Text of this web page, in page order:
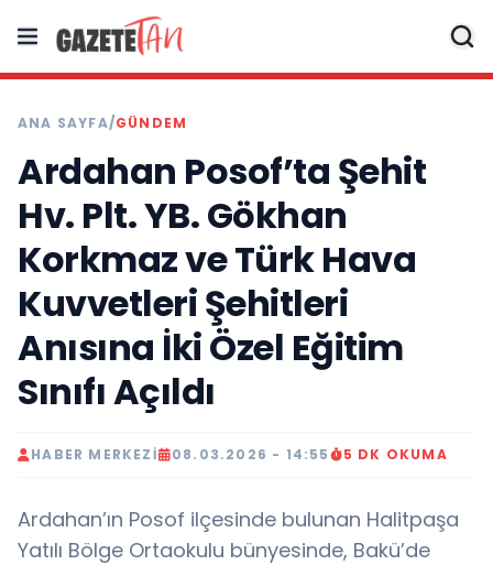
ANA SAYFA/GÜNDEM
Ardahan Posof’ta Şehit
Hv. Plt. YB. Gökhan
Korkmaz ve Türk Hava
Kuvvetleri Şehitleri
Anısına İki Özel Eğitim
Sınıfı Açıldı
HABER MERKEZI 08.03.2026 - 14:55 5 DK OKUMA
Ardahan’ın Posof ilçesinde bulunan Halitpaşa
Yatılı Bölge Ortaokulu bünyesinde, Bakü’de